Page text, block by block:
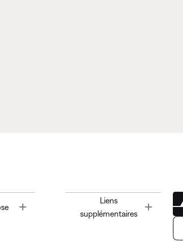
Toggle
Liens
supplémentaires